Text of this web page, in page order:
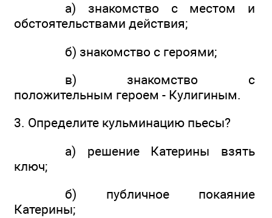
а) знакомство с местом и
обстоятельствами действия;
б) знакомство с героями;
в) знакомство с
положительным героем - Кулигиным.
3. Определите кульминацию пьесы?
а) решение Катерины взять
ключ;
б) публичное покаяние
Катерины;